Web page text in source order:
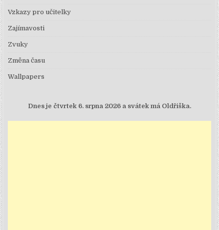
Vzkazy pro učitelky
Zajímavosti
Zvuky
Změna času
Wallpapers
Dnes je čtvrtek 6. srpna 2026 a svátek má Oldřiška.